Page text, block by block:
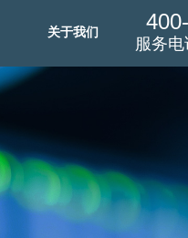
关于我们
服务电